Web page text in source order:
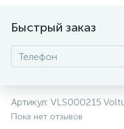
Быстрый заказ
Артикул: VLS000215
Пока нет отзывов